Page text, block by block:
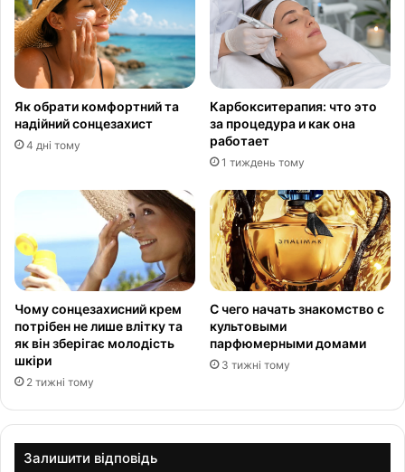
Як обрати комфортний та
надійний сонцезахист
4 дні тому
Карбокситерапия: что это
за процедура и как она
работает
1 тиждень тому
Чому сонцезахисний крем
потрібен не лише влітку та
як він зберігає молодість
шкіри
2 тижні тому
С чего начать знакомство с
культовыми
парфюмерными домами
3 тижні тому
Залишити відповідь